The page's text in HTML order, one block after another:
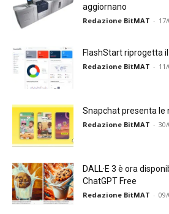
aggiornano
Redazione BitMAT -
FlashStart riprogetta
Redazione BitMAT -
Snapchat presenta le
Redazione BitMAT -
DALL·E 3 è ora
ChatGPT Free
Redazione BitMAT -